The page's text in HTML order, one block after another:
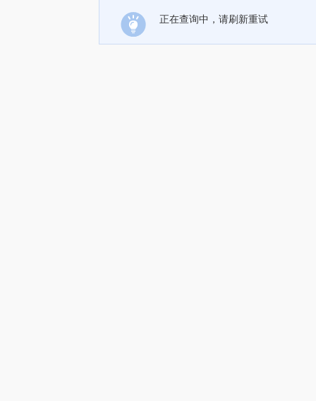
正在查询中，请刷新重试